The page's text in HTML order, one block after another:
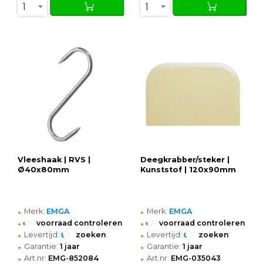
1
1
Vleeshaak | RVS |
Ø40x80mm
• Merk: EMGA
• voorraad controleren
• Levertijd: zoeken
• Garantie: 1 jaar
• Art.nr: EMG-852084
Deegkrabber/steker |
Kunststof | 120x90mm
• Merk: EMGA
• voorraad controleren
• Levertijd: zoeken
• Garantie: 1 jaar
• Art.nr: EMG-035043